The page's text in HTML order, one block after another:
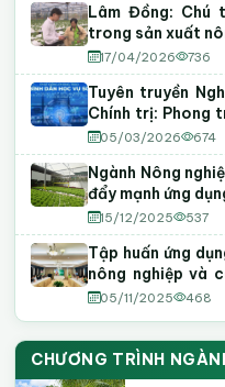
Lâm Đồng: Chú
trong sản xuất
17/04/2026 736
Tuyên truyền
Chính trị: Phong
án chuyển đổi số
05/03/2026 674
Ngành Nông
đẩy mạnh ứng
15/12/2025 537
Tập huấn ứng
nông nghiệp và
xuất, kinh doanh
05/11/2025 468
CHƯƠNG TRÌNH